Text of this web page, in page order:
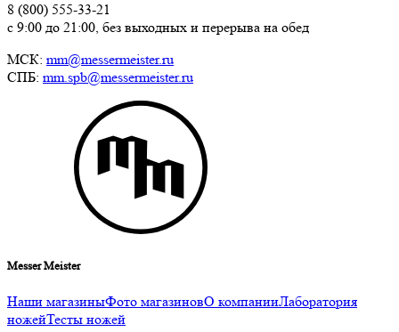
8 (800) 555-33-21
с 9:00 до 21:00, без выходных и перерыва на обед
МСК: mm@messermeister.ru
СПБ: mm.spb@messermeister.ru
Messer Meister
Наши магазиныФото магазиновО компанииЛаборатория
ножейТесты ножей